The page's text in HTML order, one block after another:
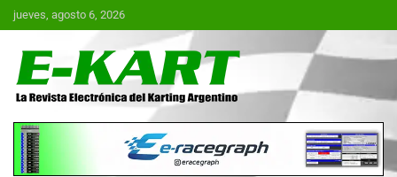
Saltar
al
jueves, agosto 6, 2026
E-Kart.com.ar | La Revista
Electrónica del Karting en